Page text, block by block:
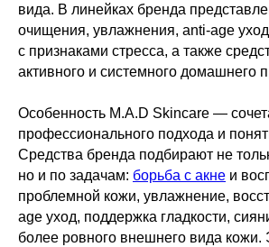
вида. В линейках бренда
очищения, увлажнения, anti-age
с признаками стресса, а также
активного и системного домашнего
Особенность M.A.D Skincare —
профессионального подхода и
Средства бренда подбирают не
но и по задачам: борьба с акне и
проблемной кожи, увлажнение,
age уход, поддержка гладкости,
более ровного внешнего вида кожи.